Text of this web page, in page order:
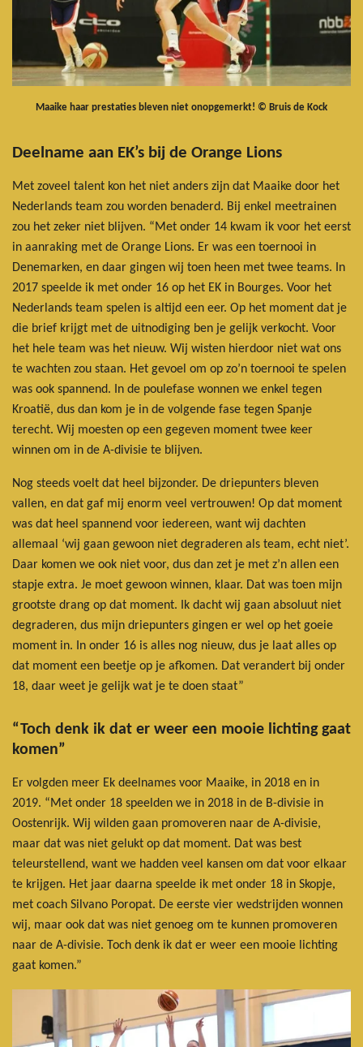
Maaike haar prestaties bleven niet onopgemerkt! © Bruis de Kock
Deelname aan EK’s bij de Orange Lions
Met zoveel talent kon het niet anders zijn dat Maaike door het
Nederlands team zou worden benaderd. Bij enkel meetrainen
zou het zeker niet blijven. “Met onder 14 kwam ik voor het eerst
in aanraking met de Orange Lions. Er was een toernooi in
Denemarken, en daar gingen wij toen heen met twee teams. In
2017 speelde ik met onder 16 op het EK in Bourges. Voor het
Nederlands team spelen is altijd een eer. Op het moment dat je
die brief krijgt met de uitnodiging ben je gelijk verkocht. Voor
het hele team was het nieuw. Wij wisten hierdoor niet wat ons
te wachten zou staan. Het gevoel om op zo’n toernooi te spelen
was ook spannend. In de poulefase wonnen we enkel tegen
Kroatië, dus dan kom je in de volgende fase tegen Spanje
terecht. Wij moesten op een gegeven moment twee keer
winnen om in de A-divisie te blijven.
Nog steeds voelt dat heel bijzonder. De driepunters bleven
vallen, en dat gaf mij enorm veel vertrouwen! Op dat moment
was dat heel spannend voor iedereen, want wij dachten
allemaal ‘wij gaan gewoon niet degraderen als team, echt niet’.
Daar komen we ook niet voor, dus dan zet je met z’n allen een
stapje extra. Je moet gewoon winnen, klaar. Dat was toen mijn
grootste drang op dat moment. Ik dacht wij gaan absoluut niet
degraderen, dus mijn driepunters gingen er wel op het goeie
moment in. In onder 16 is alles nog nieuw, dus je laat alles op
dat moment een beetje op je afkomen. Dat verandert bij onder
18, daar weet je gelijk wat je te doen staat”
“Toch denk ik dat er weer een mooie lichting gaat
komen”
Er volgden meer Ek deelnames voor Maaike, in 2018 en in
2019. “Met onder 18 speelden we in 2018 in de B-divisie in
Oostenrijk. Wij wilden gaan promoveren naar de A-divisie,
maar dat was niet gelukt op dat moment. Dat was best
teleurstellend, want we hadden veel kansen om dat voor elkaar
te krijgen. Het jaar daarna speelde ik met onder 18 in Skopje,
met coach Silvano Poropat. De eerste vier wedstrijden wonnen
wij, maar ook dat was niet genoeg om te kunnen promoveren
naar de A-divisie. Toch denk ik dat er weer een mooie lichting
gaat komen.”